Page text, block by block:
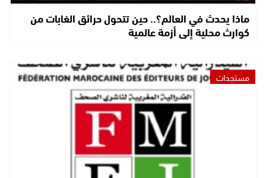
ماذا يحدث في العالم؟.. حين تتحول حرائق الغابات من
كوارث محلية إلى أزمة عالمية
مستجدات